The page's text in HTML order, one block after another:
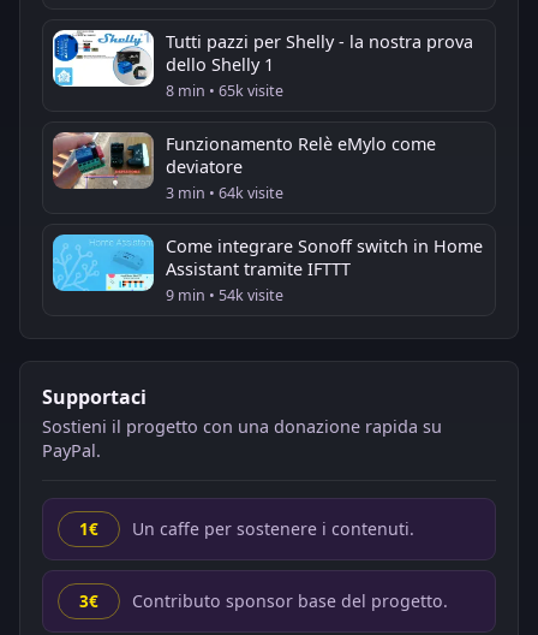
Tutti pazzi per Shelly - la nostra prova
dello Shelly 1
8 min • 65k visite
Funzionamento Relè eMylo come
deviatore
3 min • 64k visite
Come integrare Sonoff switch in Home
Assistant tramite IFTTT
9 min • 54k visite
Supportaci
Sostieni il progetto con una donazione rapida su
PayPal.
1€ Un caffe per sostenere i contenuti.
3€ Contributo sponsor base del progetto.